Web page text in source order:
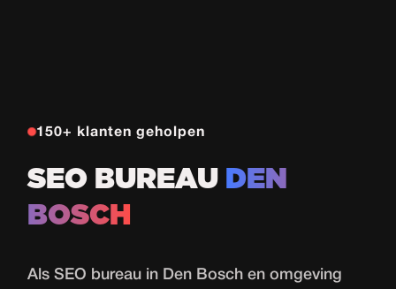
150+ klanten geholpen
SEO BUREAU DEN
BOSCH
Als SEO bureau in Den Bosch en omgeving